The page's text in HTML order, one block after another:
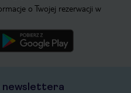
o Twojej rezerwacji w
newslettera